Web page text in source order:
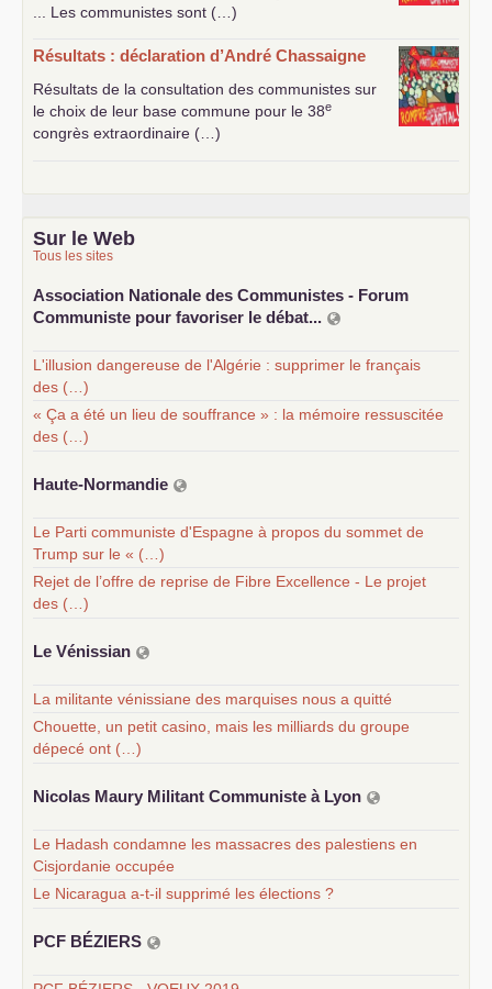
... Les communistes sont (…)
Résultats : déclaration d’André Chassaigne
Résultats de la consultation des communistes sur
le choix de leur base commune pour le 38e
congrès extraordinaire (…)
Sur le Web
Tous les sites
Association Nationale des Communistes - Forum
Communiste pour favoriser le débat...
L'illusion dangereuse de l'Algérie : supprimer le français
des (…)
« Ça a été un lieu de souffrance » : la mémoire ressuscitée
des (…)
Haute-Normandie
Le Parti communiste d'Espagne à propos du sommet de
Trump sur le « (…)
Rejet de l’offre de reprise de Fibre Excellence - Le projet
des (…)
Le Vénissian
La militante vénissiane des marquises nous a quitté
Chouette, un petit casino, mais les milliards du groupe
dépecé ont (…)
Nicolas Maury Militant Communiste à Lyon
Le Hadash condamne les massacres des palestiens en
Cisjordanie occupée
Le Nicaragua a-t-il supprimé les élections ?
PCF BÉZIERS